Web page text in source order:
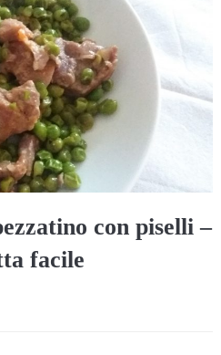
con piselli –
facile